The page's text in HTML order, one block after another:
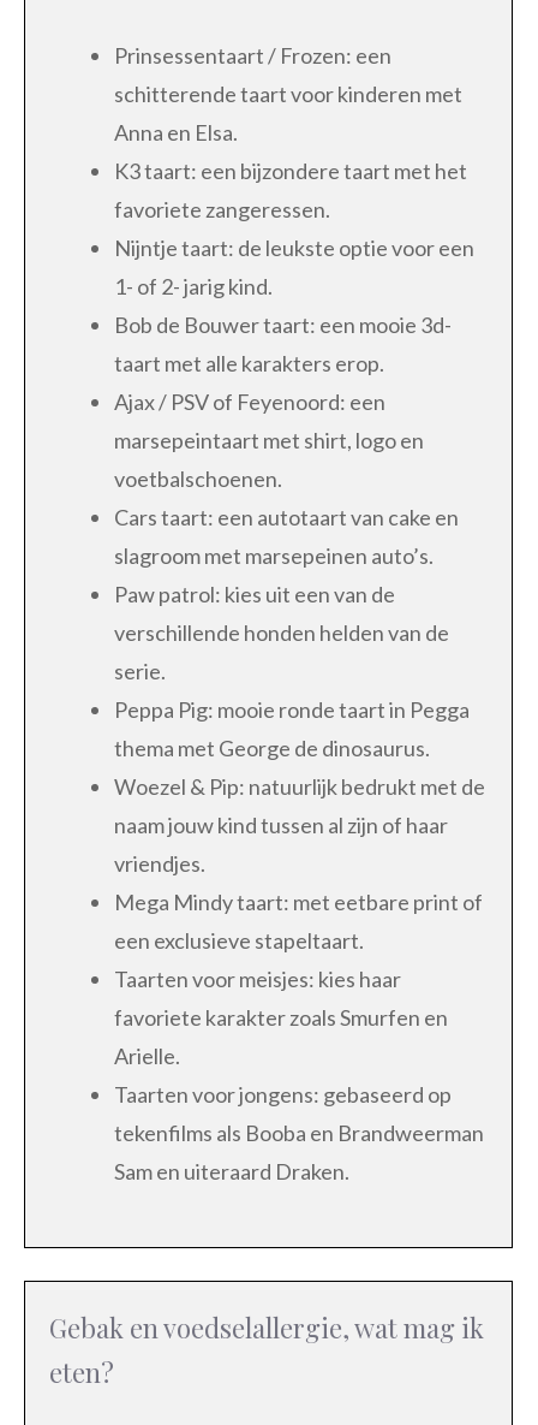
Prinsessentaart / Frozen: een
schitterende taart voor kinderen met
Anna en Elsa.
K3 taart: een bijzondere taart met het
favoriete zangeressen.
Nijntje taart: de leukste optie voor een
1- of 2- jarig kind.
Bob de Bouwer taart: een mooie 3d-
taart met alle karakters erop.
Ajax / PSV of Feyenoord: een
marsepeintaart met shirt, logo en
voetbalschoenen.
Cars taart: een autotaart van cake en
slagroom met marsepeinen auto’s.
Paw patrol: kies uit een van de
verschillende honden helden van de
serie.
Peppa Pig: mooie ronde taart in Pegga
thema met George de dinosaurus.
Woezel & Pip: natuurlijk bedrukt met de
naam jouw kind tussen al zijn of haar
vriendjes.
Mega Mindy taart: met eetbare print of
een exclusieve stapeltaart.
Taarten voor meisjes: kies haar
favoriete karakter zoals Smurfen en
Arielle.
Taarten voor jongens: gebaseerd op
tekenfilms als Booba en Brandweerman
Sam en uiteraard Draken.
Gebak en voedselallergie, wat mag ik
eten?